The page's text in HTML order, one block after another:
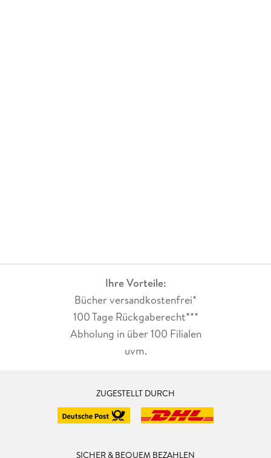
Ihre Vorteile:
Bücher versandkostenfrei*
100 Tage Rückgaberecht***
Abholung in über 100 Filialen
uvm.
ZUGESTELLT DURCH
SICHER & BEQUEM BEZAHLEN